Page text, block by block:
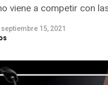
viene a competir con
septiembre 15, 2021